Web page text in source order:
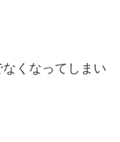
くなってしまい